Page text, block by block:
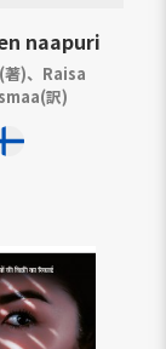
naapuri
著)、Raisa
訳)